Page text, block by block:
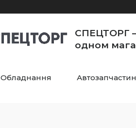
СПЕЦТОРГ
одном
Обладнання